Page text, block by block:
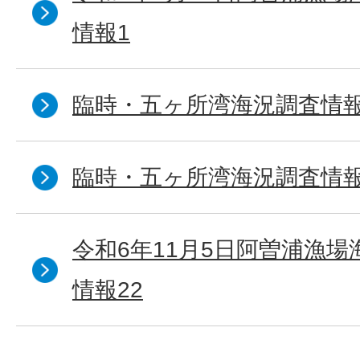
情報1
臨時・五ヶ所湾海況調査情
臨時・五ヶ所湾海況調査情
令和6年11月5日阿曽浦漁場
情報22